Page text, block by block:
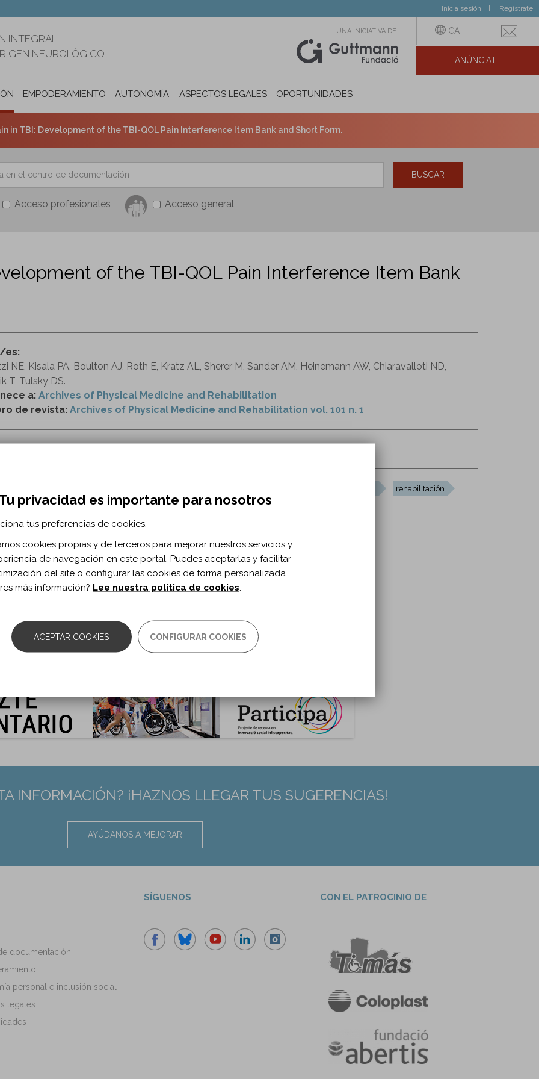
Inicia sesión Regístrate
INTEGRAL
NEUROLÓGICO
UNA INICIATIVA DE: CA
ANÚNCIATE
EMPODERAMIENTO AUTONOMÍA PERSONAL E INCLUSIÓN SOCIAL
ASPECTOS LEGALES OPORTUNIDADES
in TBI: Development of the TBI-QOL Pain Interference Item Bank and Short Form.
Acceso profesionales Acceso general
BUSCAR
of the TBI-QOL Pain Interference Item Bank
es:
NE, Kisala PA, Boulton AJ, Roth E, Kratz AL, Sherer M, Sander AM, Heinemann AW, Chiaravalloti ND,
T, Tulsky DS.
a: Archives of Physical Medicine and Rehabilitation
de revista: Archives of Physical Medicine and Rehabilitation vol. 101 n. 1
rehabilitación
y cuestionarios
BIBLIOGRÁFICA
2020
Phys Med Rehabil. 2020;101(1)
11-19
10.1016/j.apmr.2019.07.019
INFORMACIÓN? ¡HAZNOS LLEGAR TUS SUGERENCIAS!
¡AYÚDANOS A MEJORAR!
documentación
personal e inclusión social
legales
SÍGUENOS CON EL PATROCINIO DE
privacidad es importante para nosotros
tus preferencias de cookies.
cookies propias y de terceros para mejorar nuestros servicios y
de navegación en este portal. Puedes aceptarlas y facilitar
del site o configurar las cookies de forma personalizada.
más información? Lee nuestra política de cookies
ACEPTAR COOKIES CONFIGURAR COOKIES